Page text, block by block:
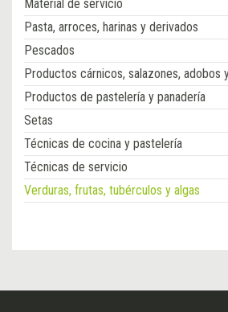
Material de servicio
Pasta, arroces, harinas y derivados
Pescados
Productos cárnicos, salazones, adobos
Productos de pastelería y panadería
Setas
Técnicas de cocina y pastelería
Técnicas de servicio
Verduras, frutas, tubérculos y algas